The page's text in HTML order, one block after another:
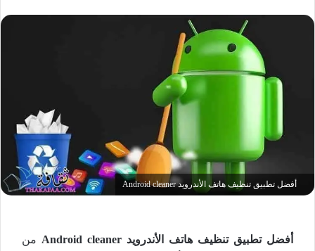
أفضل تطبيق تنظيف هاتف الأندرويد Android cleaner
أفضل تطبيق تنظيف هاتف الأندرويد Android cleaner
من